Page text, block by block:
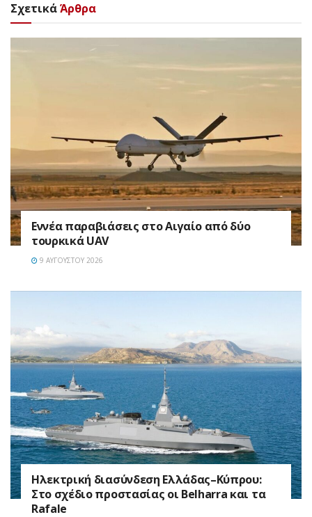
ΣχετικάΆρθρα
Εννέα παραβιάσεις στο Αιγαίο από δύο
τουρκικά UAV
9 ΑΥΓΟΎΣΤΟΥ 2026
Ηλεκτρική διασύνδεση Ελλάδας–Κύπρου:
Στο σχέδιο προστασίας οι Belharra και τα
Rafale